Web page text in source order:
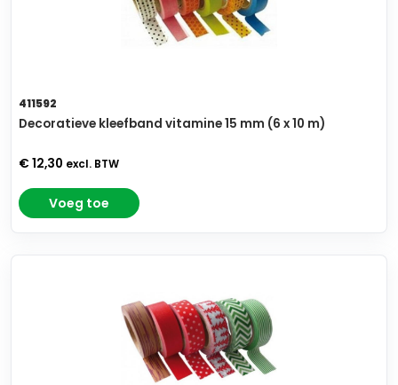
411592
Decoratieve kleefband vitamine 15 mm (6 x 10 m)
€ 12,30 excl. BTW
Voeg toe